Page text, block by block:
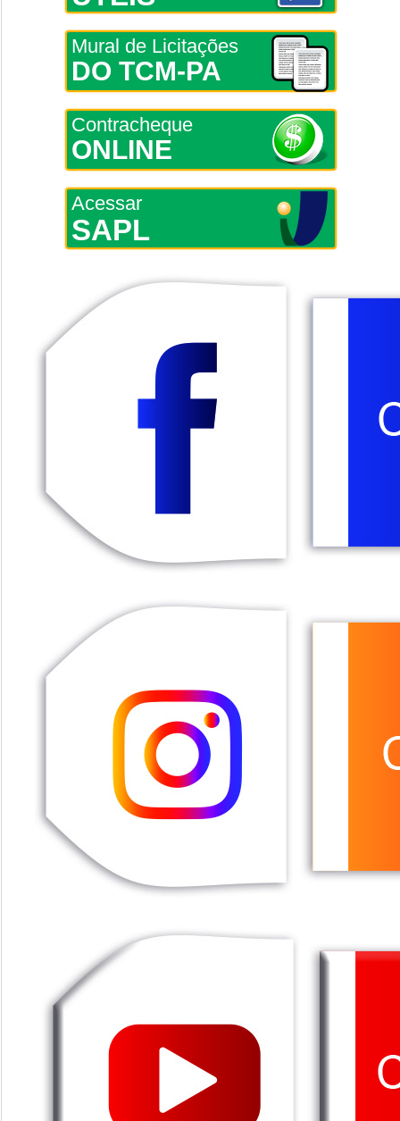
Mural de Licitações
DO TCM-PA
Contracheque
ONLINE
Acessar
SAPL